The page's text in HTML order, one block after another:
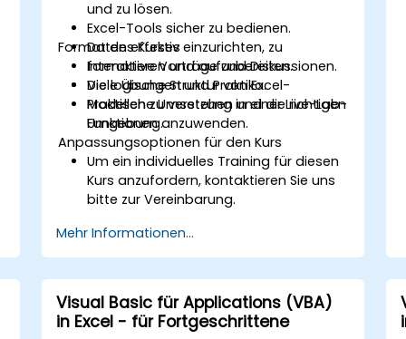
und zu lösen.
Excel-Tools sicher zu bedienen.
Daten effektiv einzurichten, zu
formatieren und aufzubereiten.
Die logische Struktur von Excel-
Modellen zu verstehen und die richtigen
Funktionen anzuwenden.
Format des Kurses
Interaktive Vorträge und Diskussionen.
Viele Übungen und Praktika.
Praktische Umsetzung in einer Live-Lab-
Umgebung.
Anpassungsoptionen für den Kurs
Um ein individuelles Training für diesen
Kurs anzufordern, kontaktieren Sie uns
bitte zur Vereinbarung.
Mehr Informationen...
Visual Basic für Applications (VBA)
in Excel - für Fortgeschrittene